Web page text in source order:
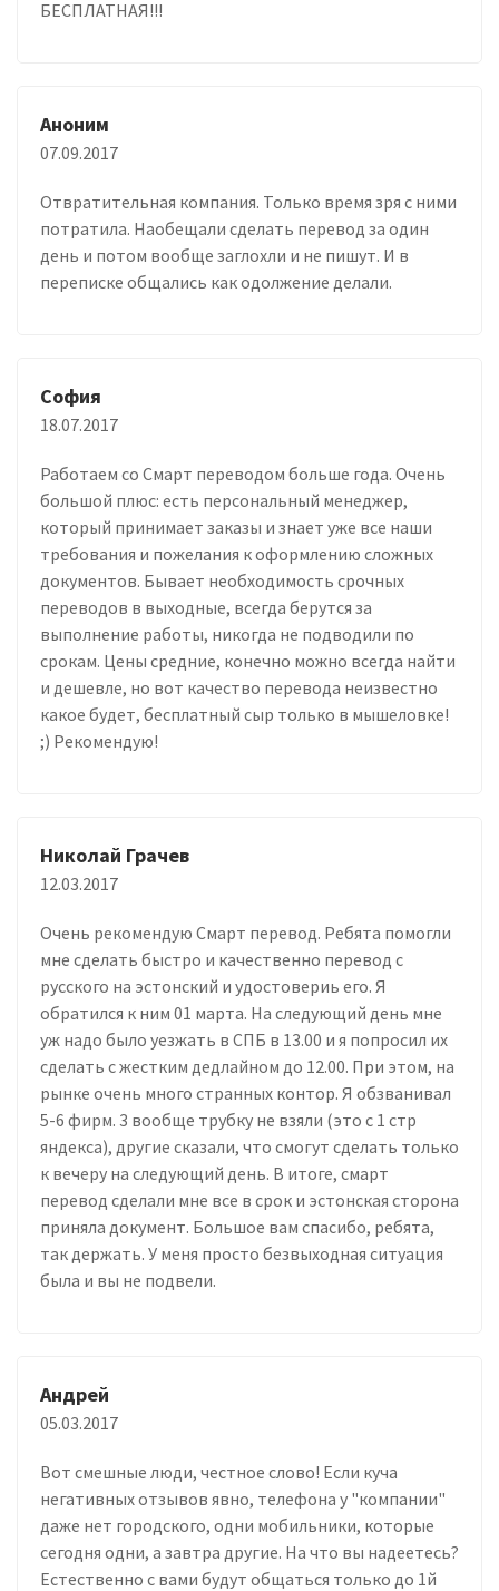
БЕСПЛАТНАЯ!!!
Аноним
07.09.2017
Отвратительная компания. Только время зря с ними
потратила. Наобещали сделать перевод за один
день и потом вообще заглохли и не пишут. И в
переписке общались как одолжение делали.
София
18.07.2017
Работаем со Смарт переводом больше года. Очень
большой плюс: есть персональный менеджер,
который принимает заказы и знает уже все наши
требования и пожелания к оформлению сложных
документов. Бывает необходимость срочных
переводов в выходные, всегда берутся за
выполнение работы, никогда не подводили по
срокам. Цены средние, конечно можно всегда найти
и дешевле, но вот качество перевода неизвестно
какое будет, бесплатный сыр только в мышеловке!
;) Рекомендую!
Николай Грачев
12.03.2017
Очень рекомендую Смарт перевод. Ребята помогли
мне сделать быстро и качественно перевод с
русского на эстонский и удостовериь его. Я
обратился к ним 01 марта. На следующий день мне
уж надо было уезжать в СПБ в 13.00 и я попросил их
сделать с жестким дедлайном до 12.00. При этом, на
рынке очень много странных контор. Я обзванивал
5-6 фирм. 3 вообще трубку не взяли (это с 1 стр
яндекса), другие сказали, что смогут сделать только
к вечеру на следующий день. В итоге, смарт
перевод сделали мне все в срок и эстонская сторона
приняла документ. Большое вам спасибо, ребята,
так держать. У меня просто безвыходная ситуация
была и вы не подвели.
Андрей
05.03.2017
Вот смешные люди, честное слово! Если куча
негативных отзывов явно, телефона у "компании"
даже нет городского, одни мобильники, которые
сегодня одни, а завтра другие. На что вы надеетесь?
Естественно с вами будут общаться только до 1й